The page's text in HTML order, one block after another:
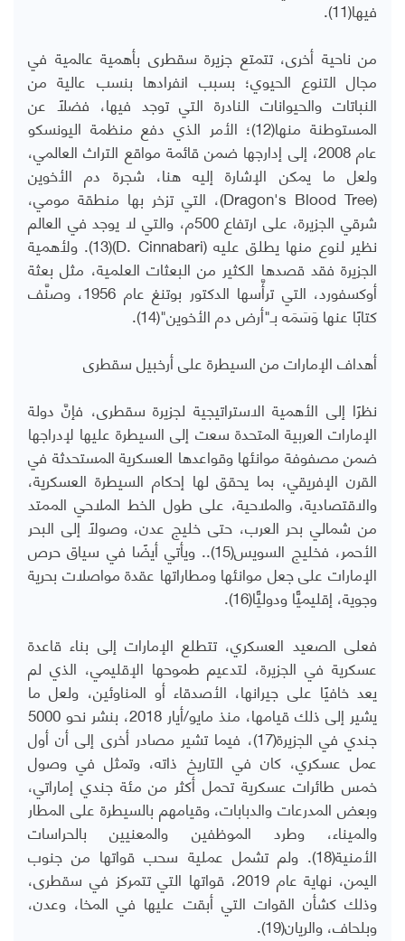
فيها(11).
من ناحية أخرى، تتمتع جزيرة سقطرى بأهمية عالمية في
مجال التنوع الحيوي؛ بسبب انفرادها بنسب عالية من
النباتات والحيوانات النادرة التي توجد فيها، فضلًا عن
المستوطنة منها(12)؛ الأمر الذي دفع منظمة اليونسكو
عام 2008، إلى إدارجها ضمن قائمة مواقع التراث العالمي،
ولعل ما يمكن الإشارة إليه هنا، شجرة دم الأخوين
(Dragon's Blood Tree)، التي تزخر بها منطقة مومي،
شرقي الجزيرة، على ارتفاع 500م، والتي لا يوجد في العالم
نظير لنوع منها يطلق عليه (D. Cinnabari)(13). ولأهمية
الجزيرة فقد قصدها الكثير من البعثات العلمية، مثل بعثة
أوكسفورد، التي ترأَّسها الدكتور بوتنغ عام 1956، وصنَّف
كتابًا عنها وَسَمَه بـ"أرض دم الأخوين"(14).
أهداف الإمارات من السيطرة على أرخبيل سقطرى
نظرًا إلى الأهمية الاستراتيجية لجزيرة سقطرى، فإنَّ دولة
الإمارات العربية المتحدة سعت إلى السيطرة عليها لإدراجها
ضمن مصفوفة موانئها وقواعدها العسكرية المستحدثة في
القرن الإفريقي، بما يحقق لها إحكام السيطرة العسكرية،
والاقتصادية، والملاحية، على طول الخط الملاحي الممتد
من شمالي بحر العرب، حتى خليج عدن، وصولًا إلى البحر
الأحمر، فخليج السويس(15).. ويأتي أيضًا في سياق حرص
الإمارات على جعل موانئها ومطاراتها عقدة مواصلات بحرية
وجوية، إقليميًّا ودوليًّا(16).
فعلى الصعيد العسكري، تتطلع الإمارات إلى بناء قاعدة
عسكرية في الجزيرة، لتدعيم طموحها الإقليمي، الذي لم
يعد خافيًا على جيرانها، الأصدقاء أو المناوئين، ولعل ما
يشير إلى ذلك قيامها، منذ مايو/أيار 2018، بنشر نحو 5000
جندي في الجزيرة(17)، فيما تشير مصادر أخرى إلى أن أول
عمل عسكري، كان في التاريخ ذاته، وتمثل في وصول
خمس طائرات عسكرية تحمل أكثر من مئة جندي إماراتي،
وبعض المدرعات والدبابات، وقيامهم بالسيطرة على المطار
والميناء، وطرد الموظفين والمعنيين بالحراسات
الأمنية(18). ولم تشمل عملية سحب قواتها من جنوب
اليمن، نهاية عام 2019، قواتها التي تتمركز في سقطرى،
وذلك كشأن القوات التي أبقت عليها في المخا، وعدن،
وبلحاف، والريان(19).